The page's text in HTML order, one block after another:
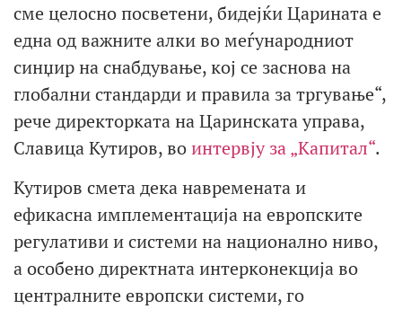
сме целосно посветени, бидејќи Царината е
една од важните алки во меѓународниот
синџир на снабдување, кој се заснова на
глобални стандарди и правила за тргување“,
рече директорката на Царинската управа,
Славица Кутиров, воинтервју за „Капитал“.
Кутиров смета дека навремената и
ефикасна имплементација на европските
регулативи и системи на национално ниво,
а особено директната интерконекција во
централните европски системи, го